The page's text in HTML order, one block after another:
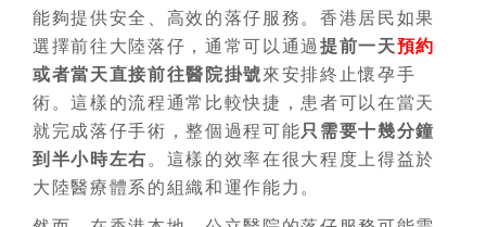
能夠提供安全、高效的落仔 服務。香港居民如果
選擇前往大陸落仔 ，通常可以通過提前一天預約
或者當天直接前往醫院掛號來安排終止懷孕手
術。這樣的流程通常比較快捷，患者可以在當天
就完成落仔手術，整個過程可能只需要十幾分鐘
到半小時左右 。這樣的效率在很大程度上得益於
大陸醫療體系的組織和運作能力。